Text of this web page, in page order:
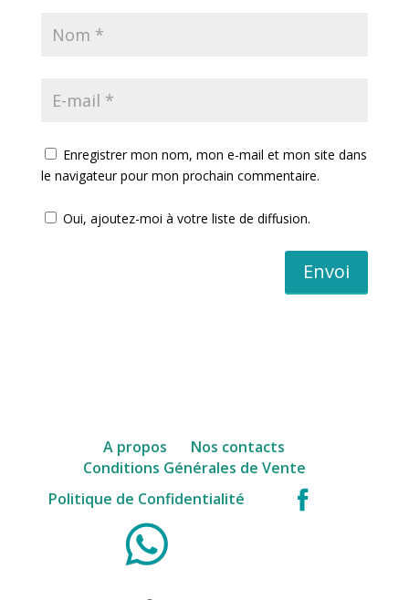
Enregistrer mon nom, mon e-mail et mon site dans
le navigateur pour mon prochain commentaire.
Oui, ajoutez-moi à votre liste de diffusion.
Envoi
A propos
Nos contacts
Conditions Générales de Vente
Politique de Confidentialité